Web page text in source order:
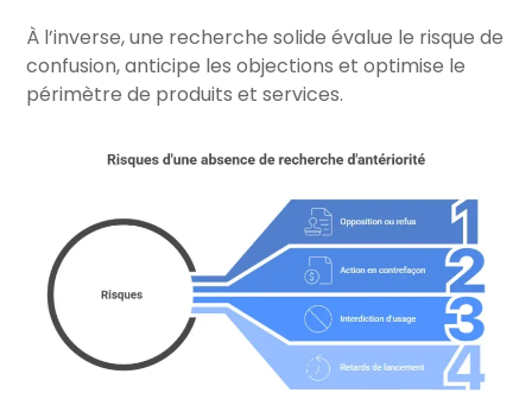
À l’inverse, une recherche solide évalue le risque de
confusion, anticipe les objections et optimise le
périmètre de produits et services.